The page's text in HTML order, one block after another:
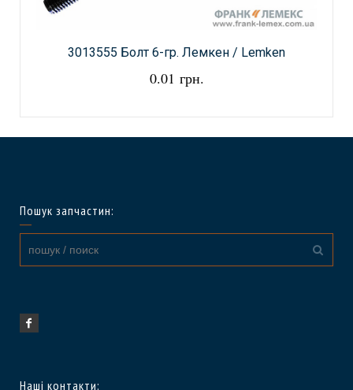
3013555 Болт 6-гр. Лемкен / Lemken
0.01 грн.
Пошук запчастин:
Наші контакти: